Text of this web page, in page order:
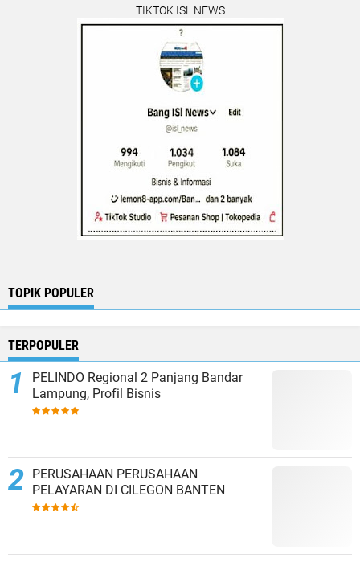
TIKTOK ISL NEWS
TOPIK POPULER
TERPOPULER
PELINDO Regional 2 Panjang Bandar
Lampung, Profil Bisnis
PERUSAHAAN PERUSAHAAN
PELAYARAN DI CILEGON BANTEN